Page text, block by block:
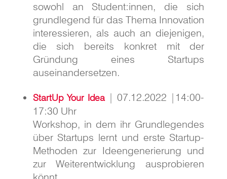
sowohl an Student:innen, die sich
grundlegend für das Thema Innovation
interessieren, als auch an diejenigen,
die sich bereits konkret mit der
Gründung eines Startups
auseinandersetzen.
StartUp Your Idea| 07.12.2022 |14:00-
17:30 Uhr
Workshop, in dem ihr Grundlegendes
über Startups lernt und erste Startup-
Methoden zur Ideengenerierung und
zur Weiterentwicklung ausprobieren